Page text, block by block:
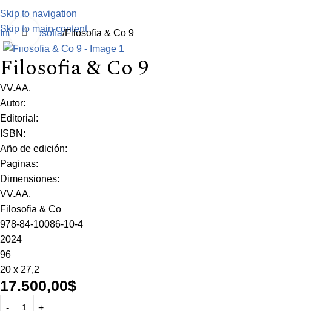
Skip to navigation
Skip to main content
Inicio Filosofía Filosofia & Co 9
Click to enlarge
Filosofia & Co 9
VV.AA.
Autor:
Editorial:
ISBN:
Año de edición:
Paginas:
Dimensiones:
VV.AA.
Filosofia & Co
978-84-10086-10-4
2024
96
20 x 27,2
17.500,00$